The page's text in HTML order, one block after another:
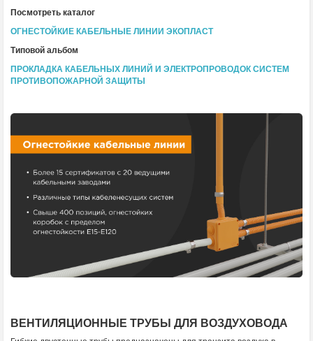
Посмотреть каталог
ОГНЕСТОЙКИЕ КАБЕЛЬНЫЕ ЛИНИИ ЭКОПЛАСТ
Типовой альбом
ПРОКЛАДКА КАБЕЛЬНЫХ ЛИНИЙ И ЭЛЕКТРОПРОВОДОК СИСТЕМ
ПРОТИВОПОЖАРНОЙ ЗАЩИТЫ
ВЕНТИЛЯЦИОННЫЕ ТРУБЫ ДЛЯ ВОЗДУХОВОДА